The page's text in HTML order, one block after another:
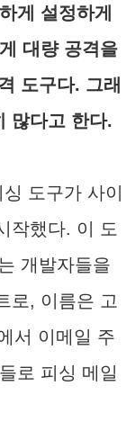
게 설정하게
대량 공격을
도구다. 그래
많다고 한다.
도구가 사이
작했다. 이 도
개발자들을
로, 이름은 고
서 이메일 주
로 피싱 메일